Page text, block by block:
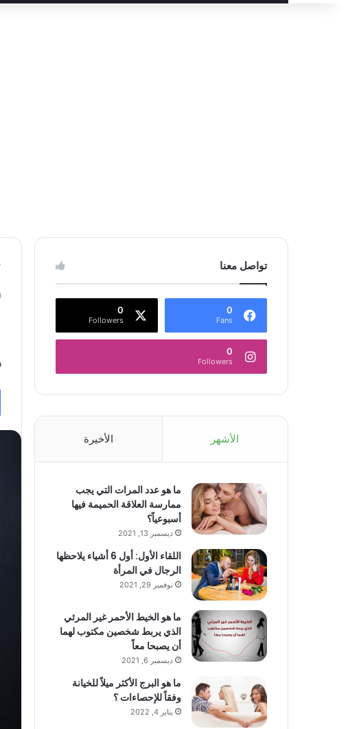
عن
تواصل معنا
0
Fans
0
Followers
0
Followers
الأشهر الأخيرة
ما هو عدد المرات التي يجب
ممارسة العلاقة الحميمة فيها
أسبوعياً؟
ديسمبر 13, 2021
اللقاء الأول: أول 6 أشياء يلاحظها
الرجال في المرأة
نوفمبر 29, 2021
ما هو الخيط الأحمر غير المرئي
الذي يربط شخصين مكتوب لهما
أن يصبحا معاً
ديسمبر 6, 2021
ما هو البرج الأكثر ميلاً للخيانة
وفقاً للإحصاءات ؟
يناير 4, 2022